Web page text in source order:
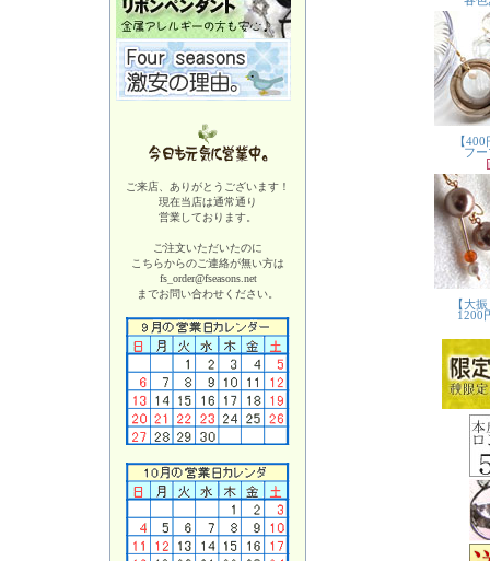
ご来店、ありがとうございます！
現在当店は通常通り
営業しております。
ご注文いただいたのに
こちらからのご連絡が無い方は
fs_order@fseasons.net
までお問い合わせください。